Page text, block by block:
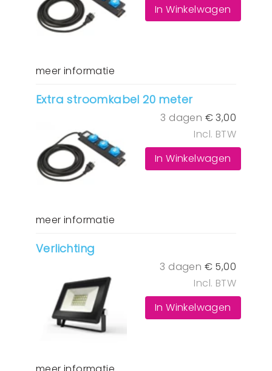
In Winkelwagen
meer informatie
Extra stroomkabel 20 meter
3 dagen €3,00
Incl. BTW
In Winkelwagen
meer informatie
Verlichting
3 dagen € 5,00
Incl. BTW
In Winkelwagen